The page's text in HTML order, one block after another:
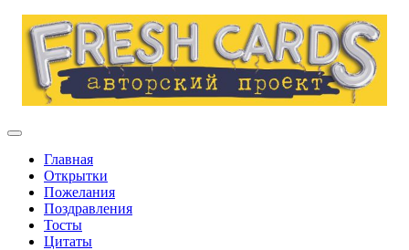
Главная
Открытки
Пожелания
Поздравления
Тосты
Цитаты